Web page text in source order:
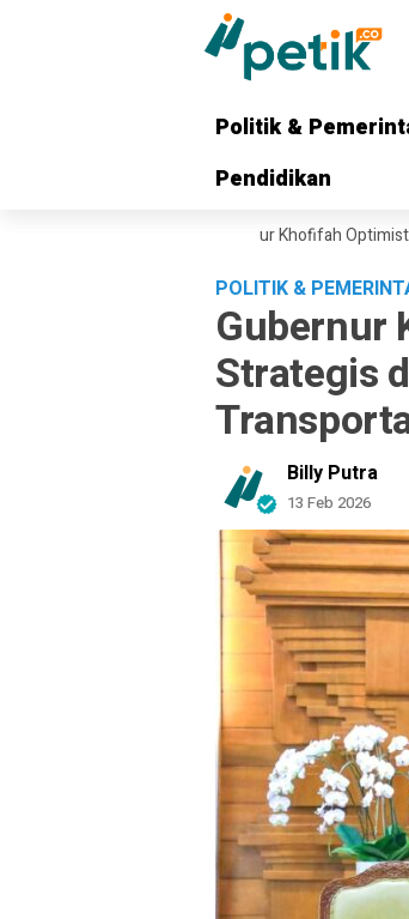
Politik &
Pendidikan
Politik &
Pendidikan
Dikerahkan, Gubernur Khofifah Optimistis
POLITIK &
Gubernur
Strategis
Billy Putra
13 Feb 2026